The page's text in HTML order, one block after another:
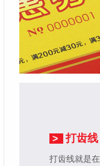
> 打齿线
打齿线就是